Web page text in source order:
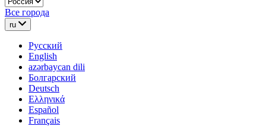
Все города
ru
Русский
English
azərbaycan dili
Болгарский
Deutsch
Ελληνικά
Español
Français